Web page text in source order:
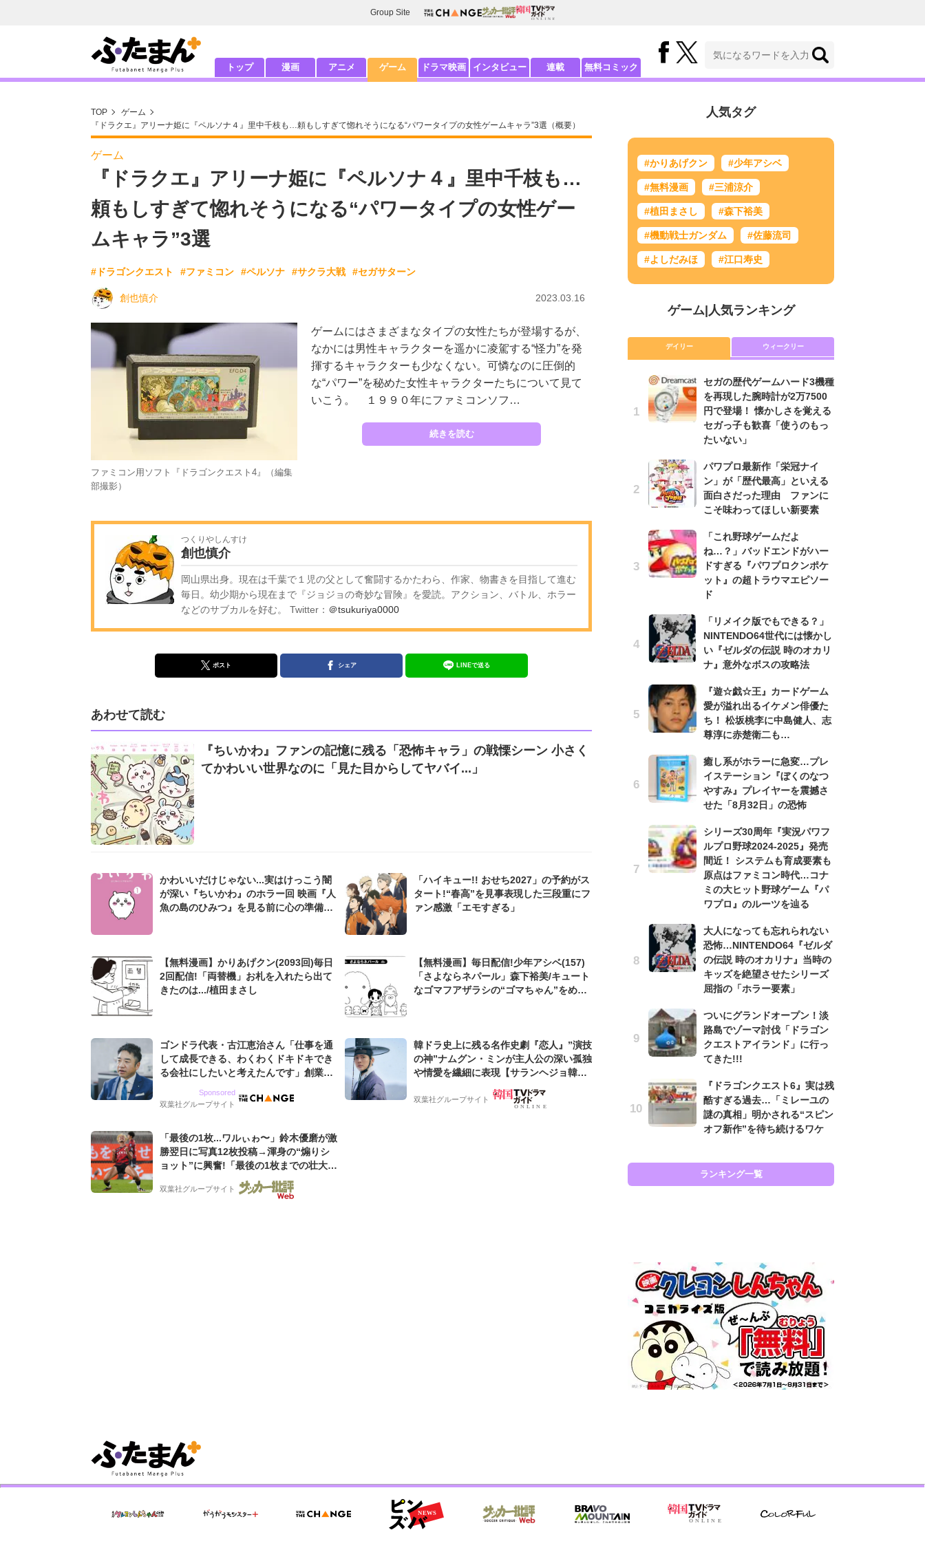
Group Site
トップ 漫画 アニメ ゲーム ドラマ映画 インタビュー 連載 無料コミック
TOP
ゲーム
『ドラクエ』アリーナ姫に『ペルソナ４』里中千枝も…頼もしすぎて惚れそうになる“パワータイプの女性ゲームキャラ”3選（概要）
ゲーム
『ドラクエ』アリーナ姫に『ペルソナ４』里中千枝も…
頼もしすぎて惚れそうになる“パワータイプの女性ゲー
ムキャラ”3選
#ドラゴンクエスト #ファミコン #ペルソナ #サクラ大戦 #セガサターン
創也慎介 2023.03.16
ファミコン用ソフト『ドラゴンクエスト4』（編集
部撮影）
ゲームにはさまざまなタイプの女性たちが登場するが、
なかには男性キャラクターを遥かに凌駕する“怪力”を発
揮するキャラクターも少なくない。可憐なのに圧倒的
な“パワー”を秘めた女性キャラクターたちについて見て
いこう。 １９９０年にファミコンソフ…
続きを読む
つくりやしんすけ
創也慎介
岡山県出身。現在は千葉で１児の父として奮闘するかたわら、作家、物書きを目指して進む
毎日。幼少期から現在まで『ジョジョの奇妙な冒険』を愛読。アクション、バトル、ホラー
などのサブカルを好む。 Twitter： ＠tsukuriya0000
ポスト シェア LINEで送る
あわせて読む
『ちいかわ』ファンの記憶に残る「恐怖キャラ」の戦慄シーン 小さく
てかわいい世界なのに「見た目からしてヤバイ...」
かわいいだけじゃない...実はけっこう闇
が深い『ちいかわ』のホラー回 映画『人
魚の島のひみつ』を見る前に心の準備
「ハイキュー!! おせち2027」の予約がス
タート!“春高”を見事表現した三段重にフ
ァン感激「エモすぎる」
【無料漫画】かりあげクン(2093回)毎日
2回配信!「両替機」お札を入れたら出て
きたのは.../植田まさし
【無料漫画】毎日配信!少年アシベ(157)
「さよならネパール」森下裕美/キュート
なゴマフアザラシの“ゴマちゃん”をめぐ
ゴンドラ代表・古江恵治さん「仕事を通
して成長できる、わくわくドキドキでき
る会社にしたいと考えたんです」創業来
グ会社のアイデンティティ
Sponsored
双葉社グループサイト
韓ドラ史上に残る名作史劇『恋人』”演技
の神”ナムグン・ミンが主人公の深い孤独
や情愛を繊細に表現【サランヘジョ韓ド
双葉社グループサイト
「最後の1枚...ワルぃゎ〜」鈴木優磨が激
勝翌日に写真12枚投稿→渾身の“煽りシ
ョット”に興奮!「最後の1枚までの壮大な
フリ」「知念くんのことどんだけ好きな
んよw」
双葉社グループサイト
人気タグ
#かりあげクン #少年アシベ
#無料漫画 #三浦涼介
#植田まさし #森下裕美
#機動戦士ガンダム #佐藤流司
#よしだみほ #江口寿史
ゲーム| 人気ランキング
デイリー ウィークリー
セガの歴代ゲームハード3機種
を再現した腕時計が2万7500
円で登場！ 懐かしさを覚える
セガっ子も歓喜「使うのもっ
たいない」
パワプロ最新作「栄冠ナイ
ン」が「歴代最高」といえる
面白さだった理由 ファンに
こそ味わってほしい新要素
「これ野球ゲームだよ
ね…？」バッドエンドがハー
ドすぎる『パワプロクンポケ
ット』の超トラウマエピソー
ド
「リメイク版でもできる？」
NINTENDO64世代には懐かし
い『ゼルダの伝説 時のオカリ
ナ』意外なボスの攻略法
『遊☆戯☆王』カードゲーム
愛が溢れ出るイケメン俳優た
ち！ 松坂桃李に中島健人、志
尊淳に赤楚衛二も…
癒し系がホラーに急変…プレ
イステーション『ぼくのなつ
やすみ』プレイヤーを震撼さ
せた「8月32日」の恐怖
シリーズ30周年『実況パワフ
ルプロ野球2024-2025』発売
間近！ システムも育成要素も
原点はファミコン時代…コナ
ミの大ヒット野球ゲーム『パ
ワプロ』のルーツを辿る
大人になっても忘れられない
恐怖…NINTENDO64『ゼルダ
の伝説 時のオカリナ』当時の
キッズを絶望させたシリーズ
屈指の「ホラー要素」
ついにグランドオープン！淡
路島でゾーマ討伐「ドラゴン
クエストアイランド」に行っ
てきた!!!
『ドラゴンクエスト6』実は残
酷すぎる過去…「ミレーユの
謎の真相」明かされる“スピン
オフ新作”を待ち続けるワケ
ランキング一覧